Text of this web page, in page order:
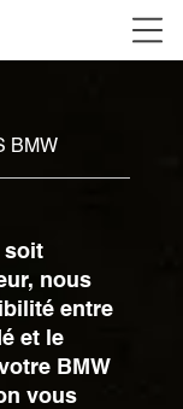
BMW
soit
nous
entre
et le
BMW
vous